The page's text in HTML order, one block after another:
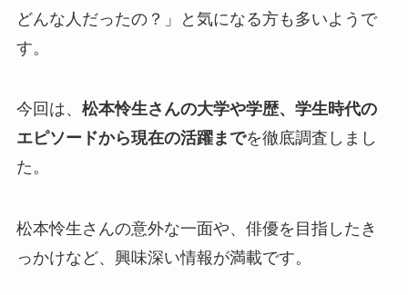
どんな人だったの？」と気になる方も多いようで
す。
今回は、 松本怜生さんの大学や学歴、学生時代の
エピソードから現在の活躍までを徹底調査しまし
た。
松本怜生さんの意外な一面や、俳優を目指したき
っかけなど、興味深い情報が満載です。